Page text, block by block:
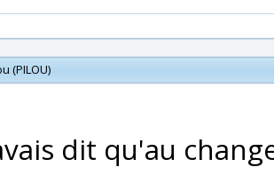
(PILOU)
dit qu'au